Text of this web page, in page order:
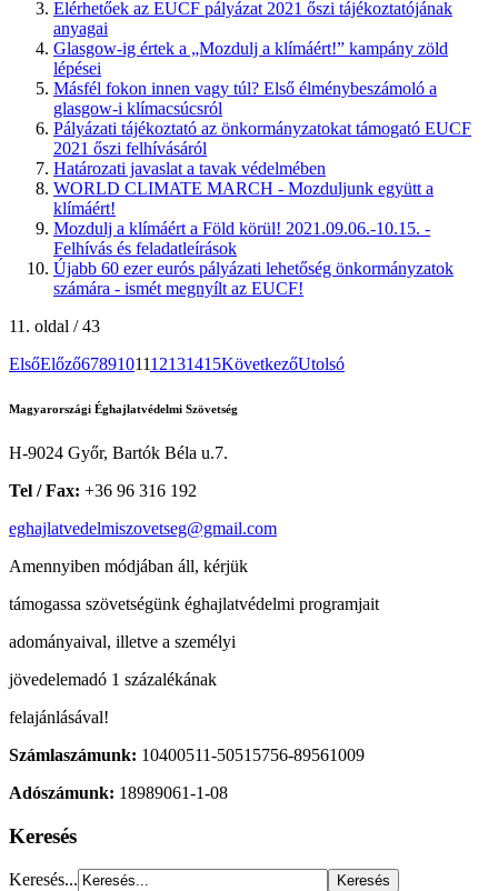
Elérhetőek az EUCF pályázat 2021 őszi tájékoztatójának
anyagai
Glasgow-ig értek a „Mozdulj a klímáért!” kampány zöld
lépései
Másfél fokon innen vagy túl? Első élménybeszámoló a
glasgow-i klímacsúcsról
Pályázati tájékoztató az önkormányzatokat támogató EUCF
2021 őszi felhívásáról
Határozati javaslat a tavak védelmében
WORLD CLIMATE MARCH - Mozduljunk együtt a
klímáért!
Mozdulj a klímáért a Föld körül! 2021.09.06.-10.15. -
Felhívás és feladatleírások
Újabb 60 ezer eurós pályázati lehetőség önkormányzatok
számára - ismét megnyílt az EUCF!
11. oldal / 43
ElsőElőző6789101112131415KövetkezőUtolsó
Magyarországi Éghajlatvédelmi Szövetség
H-9024 Győr, Bartók Béla u.7.
Tel / Fax: +36 96 316 192
eghajlatvedelmiszovetseg@gmail.com
Amennyiben módjában áll, kérjük
támogassa szövetségünk éghajlatvédelmi programjait
adományaival, illetve a személyi
jövedelemadó 1 százalékának
felajánlásával!
Számlaszámunk: 10400511-50515756-89561009
Adószámunk: 18989061-1-08
Keresés
Keresés...